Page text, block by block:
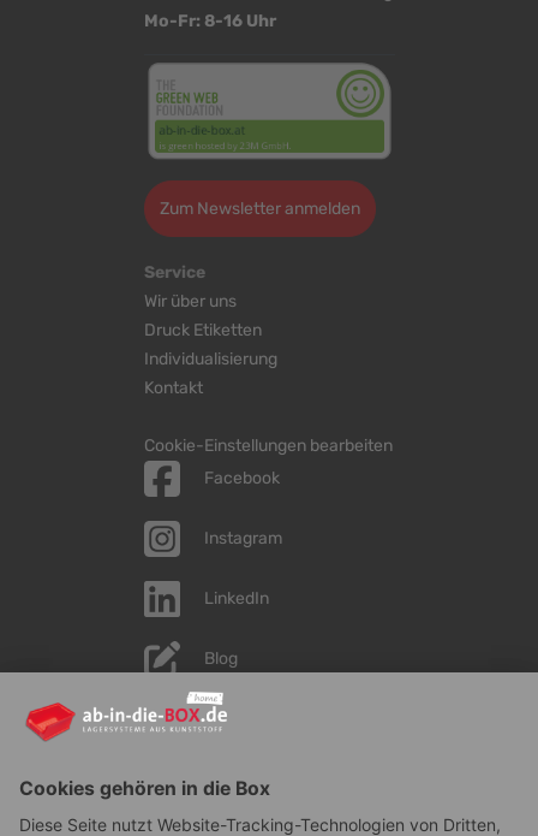
Mo-Fr: 8-16 Uhr
Zum Newsletter anmelden
Service
Wir über uns
Druck Etiketten
Individualisierung
Kontakt
Cookie-Einstellungen bearbeiten
Facebook
Instagram
LinkedIn
Blog
YouTube